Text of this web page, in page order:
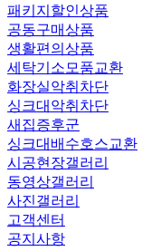
패키지할인상품
공동구매상품
생활편의상품
세탁기소모품교환
화장실악취차단
싱크대악취차단
새집증후군
싱크대배수호스교환
시공현장갤러리
동영상갤러리
사진갤러리
고객센터
공지사항